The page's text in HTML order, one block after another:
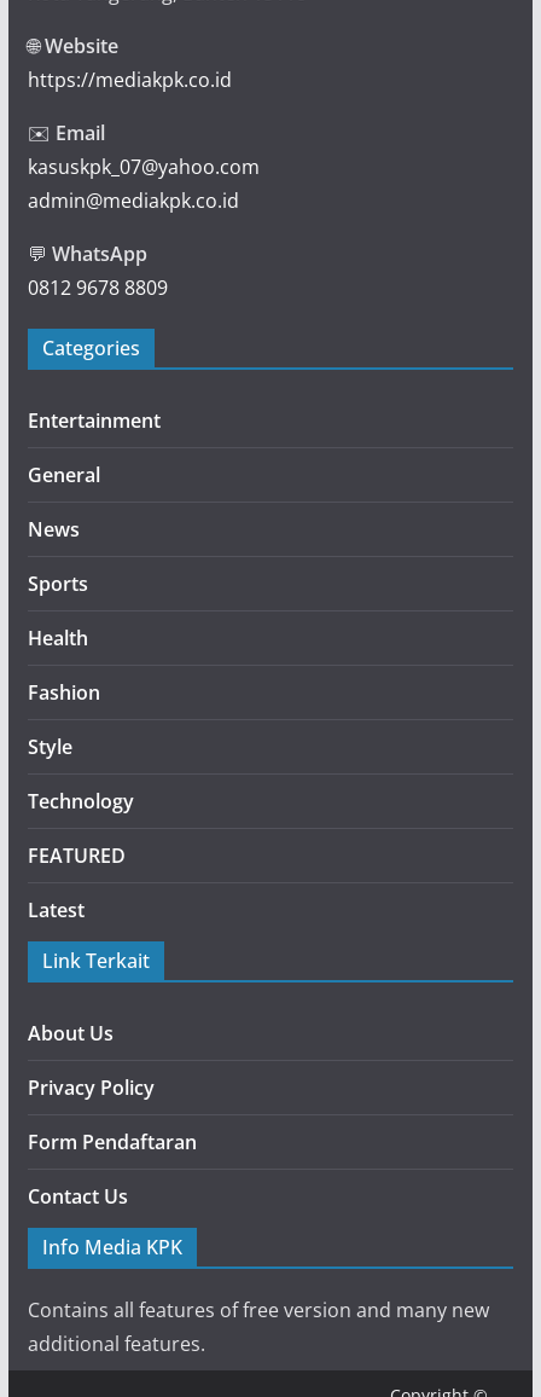
🌐Website
https://mediakpk.co.id
✉️ Email
kasuskpk_07@yahoo.com
admin@mediakpk.co.id
💬 WhatsApp
0812 9678 8809
Categories
Entertainment
General
News
Sports
Health
Fashion
Style
Technology
FEATURED
Latest
Link Terkait
About Us
Privacy Policy
Form Pendaftaran
Contact Us
Info Media KPK
Contains all features of free version and many new
additional features.